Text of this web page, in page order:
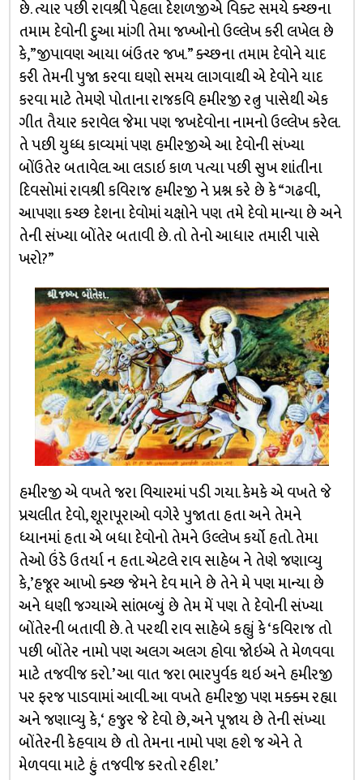
છે. ત્યાર પછી રાવશ્રી પેહલા દેશળજીએ વિક્ટ સમયે ક્ચ્છના
તમામ દેવોની દુઆ માંગી તેમા જખ્ખોનો ઉલ્લેખ કરી લખેલ છે
કે,”જીપાવણ આયા બંઉતર જખ.” ક્ચ્છના તમામ દેવોને યાદ
કરી તેમની પુજા કરવા ઘણો સમય લાગવાથી એ દેવોને યાદ
કરવા માટે તેમણે પોતાના રાજકવિ હમીરજી રત્નુ પાસેથી એક
ગીત તૈયાર કરાવેલ જેમા પણ જખદેવોના નામનો ઉલ્લેખ કરેલ.
તે પછી યુધ્ધ કાવ્યમાં પણ હમીરજીએ આ દેવોની સંખ્યા
બોંઉતેર બતાવેલ. આ લડાઇ કાળ પત્યા પછી સુખ શાંતીના
દિવસોમાં રાવશ્રી કવિરાજ હમીરજી ને પ્રશ્ન કરે છે કે “ગઢવી,
આપણા કચ્છ દેશના દેવોમાં યક્ષોને પણ તમે દેવો માન્યા છે અને
તેની સંખ્યા બોંતેર બતાવી છે. તો તેનો આધાર તમારી પાસે
ખરો?”
હમીરજી એ વખતે જરા વિચારમાં પડી ગયા. કેમકે એ વખતે જે
પ્રચલીત દેવો, શૂરાપૂરાઓ વગેરે પુજાતા હતા અને તેમને
ધ્યાનમાં હતા એ બધા દેવોનો તેમને ઉલ્લેખ કર્યો હતો. તેમા
તેઓ ઉંડે ઉતર્યા ન હતા. એટલે રાવ સાહેબ ને તેણે જણાવ્યુ
કે,’હજૂર આખો ક્ચ્છ જેમને દેવ માને છે તેને મે પણ માન્યા છે
અને ધણી જગ્યાએ સાંભળ્યું છે તેમ મેં પણ તે દેવોની સંખ્યા
બોંતેરની બતાવી છે. તે પરથી રાવ સાહેબે કહ્યું કે ‘કવિરાજ તો
પછી બોંતેર નામો પણ અલગ અલગ હોવા જોઇએ તે મેળવવા
માટે તજવીજ કરો.’ આ વાત જરા ભારપુર્વક થઇ અને હમીરજી
પર ફરજ પાડવામાં આવી. આ વખતે હમીરજી પણ મક્ક્મ રહ્યા
અને જણાવ્યુ કે, ‘ હજુર જે દેવો છે, અને પૂજાય છે તેની સંખ્યા
બોંતેરની કેહવાય છે તો તેમના નામો પણ હશે જ એને તે
મેળવવા માટે હું તજવીજ કરતો રહીશ.’